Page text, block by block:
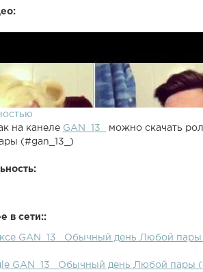
на канеле GAN_13_
можно скачать
(#gan_13_)
в сети::
GAN_13_ Обычный день Любой пары
GAN_13_ Обычный день Любой пары